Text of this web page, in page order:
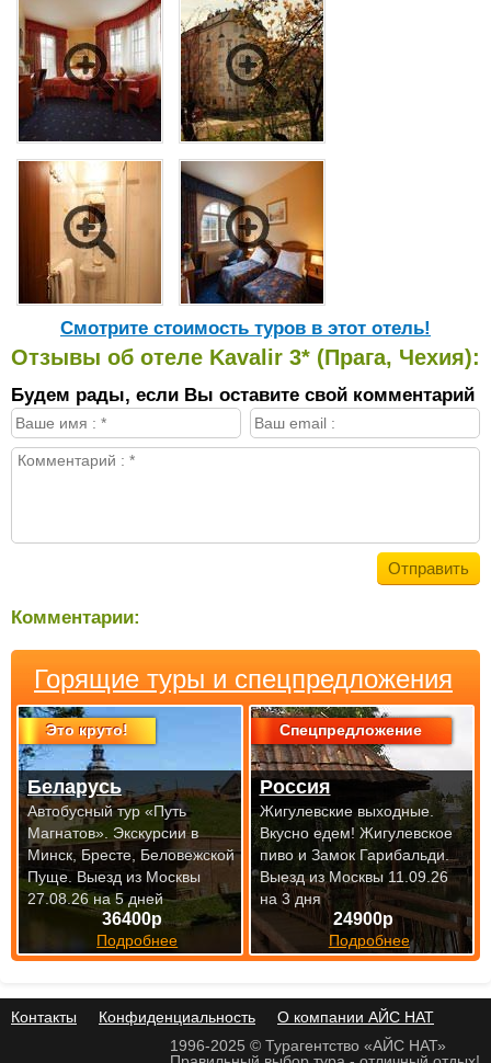
Cмотрите стоимость туров в этот отель!
Отзывы об отеле Kavalir 3* (Прага, Чехия):
Будем рады, если Вы оставите свой комментарий
Комментарии:
Горящие туры и спецпредложения
Это круто!
36400р
Подробнее
Беларусь
Автобусный тур «Путь
Магнатов». Экскурсии в
Минск, Бресте, Беловежской
Пуще. Выезд из Москвы
27.08.26 на 5 дней
Спецпредложение
24900р
Подробнее
Россия
Жигулевские выходные.
Вкусно едем! Жигулевское
пиво и Замок Гарибальди.
Выезд из Москвы 11.09.26
на 3 дня
Контакты Конфиденциальность
О компании АЙС НАТ
1996-2025 © Турагентство «АЙС НАТ»